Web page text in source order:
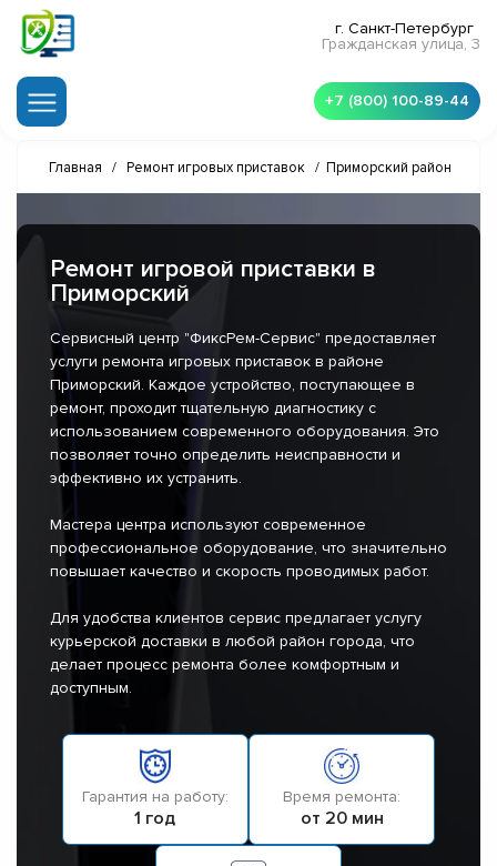
г. Санкт-Петербург
Гражданская улица, 3
+7 (800) 100-89-44
Главная / Ремонт игровых приставок / Приморский район
Ремонт игровой приставки в
Приморский
Сервисный центр "ФиксРем-Сервис" предоставляет
услуги ремонта игровых приставок в районе
Приморский. Каждое устройство, поступающее в
ремонт, проходит тщательную диагностику с
использованием современного оборудования. Это
позволяет точно определить неисправности и
эффективно их устранить.
Мастера центра используют современное
профессиональное оборудование, что значительно
повышает качество и скорость проводимых работ.
Для удобства клиентов сервис предлагает услугу
курьерской доставки в любой район города, что
делает процесс ремонта более комфортным и
доступным.
Гарантия на работу:
1 год
Время ремонта:
от 20 мин